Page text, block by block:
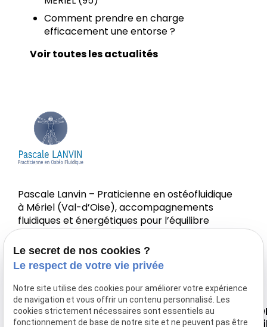
Comment prendre en charge
efficacement une entorse ?
Voir toutes les actualités
Pascale Lanvin – Praticienne en ostéofluidique
à Mériel (Val-d’Oise), accompagnements
fluidiques et énergétiques pour l’équilibre
corps-esprit.
Nous
Horaire Navigation
Le secret de nos cookies ?
Le respect de votre vie privée
Notre site utilise des cookies pour améliorer votre expérience
de navigation et vous offrir un contenu personnalisé. Les
cookies strictement nécessaires sont essentiels au
fonctionnement de base de notre site et ne peuvent pas être